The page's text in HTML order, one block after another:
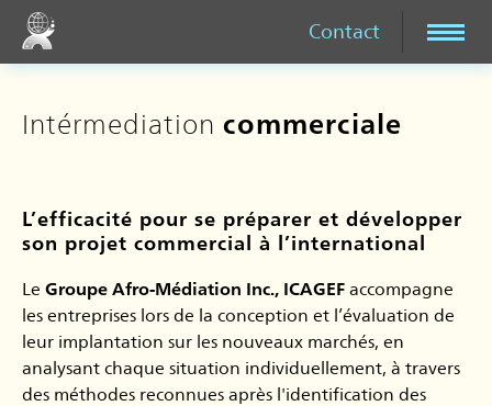
Contact
Intérmediation commerciale
L’efficacité pour se préparer et développer
son projet commercial à l’international
Le Groupe Afro-Médiation Inc., ICAGEF accompagne
les entreprises lors de la conception et l’évaluation de
leur implantation sur les nouveaux marchés, en
analysant chaque situation individuellement, à travers
des méthodes reconnues après l'identification des